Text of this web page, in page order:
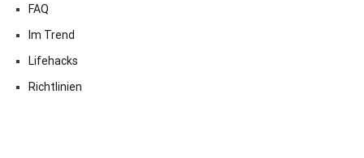
FAQ
Im Trend
Lifehacks
Richtlinien